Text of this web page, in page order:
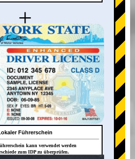
+
Führerschein
kann verwendet werden
zum IDP zu überprüfen.